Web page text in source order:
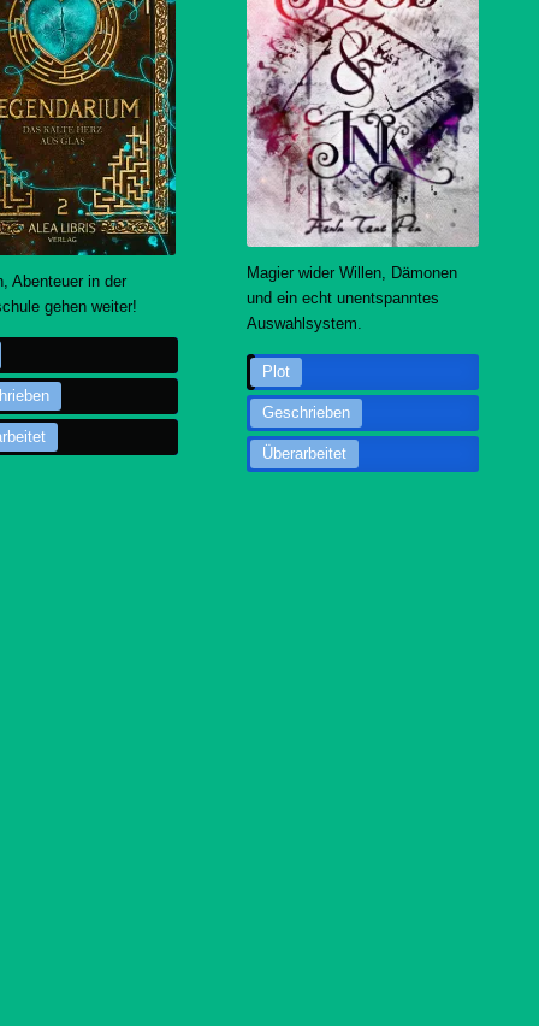
Abenteuer in der
gehen weiter!
Magier wider Willen, Dämonen
und ein echt unentspanntes
Auswahlsystem.
Plot
Geschrieben
Überarbeitet